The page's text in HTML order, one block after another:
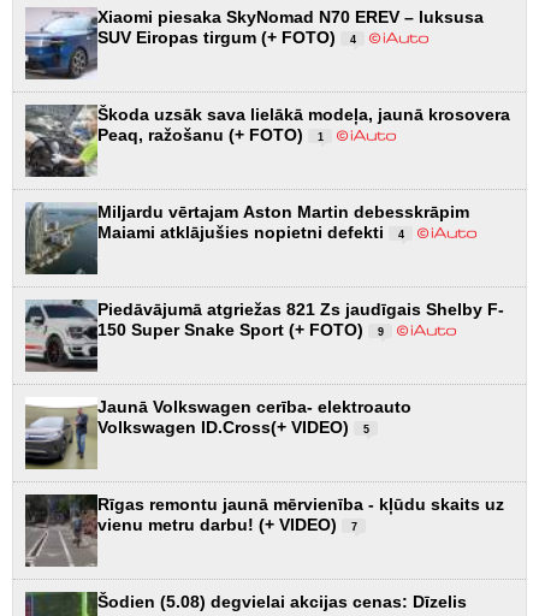
Xiaomi piesaka SkyNomad N70 EREV – luksusa
SUV Eiropas tirgum (+ FOTO)
4
Škoda uzsāk sava lielākā modeļa, jaunā krosovera
Peaq, ražošanu (+ FOTO)
1
Miljardu vērtajam Aston Martin debesskrāpim
Maiami atklājušies nopietni defekti
4
Piedāvājumā atgriežas 821 Zs jaudīgais Shelby F-
150 Super Snake Sport (+ FOTO)
9
Jaunā Volkswagen cerība- elektroauto
Volkswagen ID.Cross(+ VIDEO)
5
Rīgas remontu jaunā mērvienība - kļūdu skaits uz
vienu metru darbu! (+ VIDEO)
7
Šodien (5.08) degvielai akcijas cenas: Dīzelis